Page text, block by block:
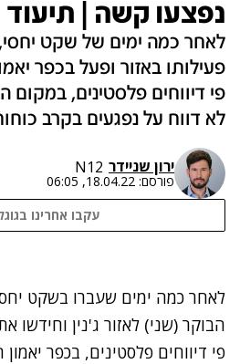
נפצעו קשה | תיעוד
לאחר כמה ימים של שקט
פעילותו באזור ופעל בכפר
פי דיווחים פלסטינים, במקום
לא דווח על נפגעים בקרב
ירון שניידר N12
פורסם: 18.04.22, 06:05
עקבו אחרינו
נתקלנו
לאחר כמה ימים שעברו בשקט
הבוקר (שני) לאזור ג'נין וחידשו
פי דיווחים פלסטינים, בכפר